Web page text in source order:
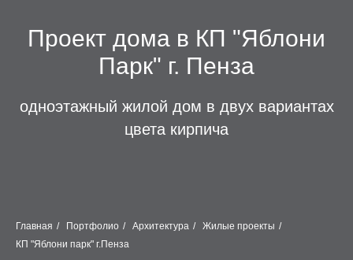
Проект дома в КП "Яблони
Парк" г. Пенза
одноэтажный жилой дом в двух вариантах
цвета кирпича
Главная / Портфолио / Архитектура / Жилые проекты /
КП "Яблони парк" г.Пенза